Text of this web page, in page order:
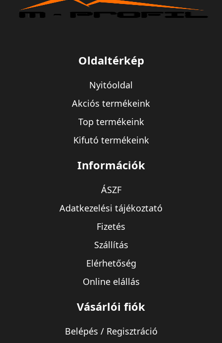
Oldaltérkép
Nyitóoldal
Akciós termékeink
Top termékeink
Kifutó termékeink
Információk
ÁSZF
Adatkezelési tájékoztató
Fizetés
Szállítás
Elérhetőség
Online elállás
Vásárlói fiók
Belépés / Regisztráció